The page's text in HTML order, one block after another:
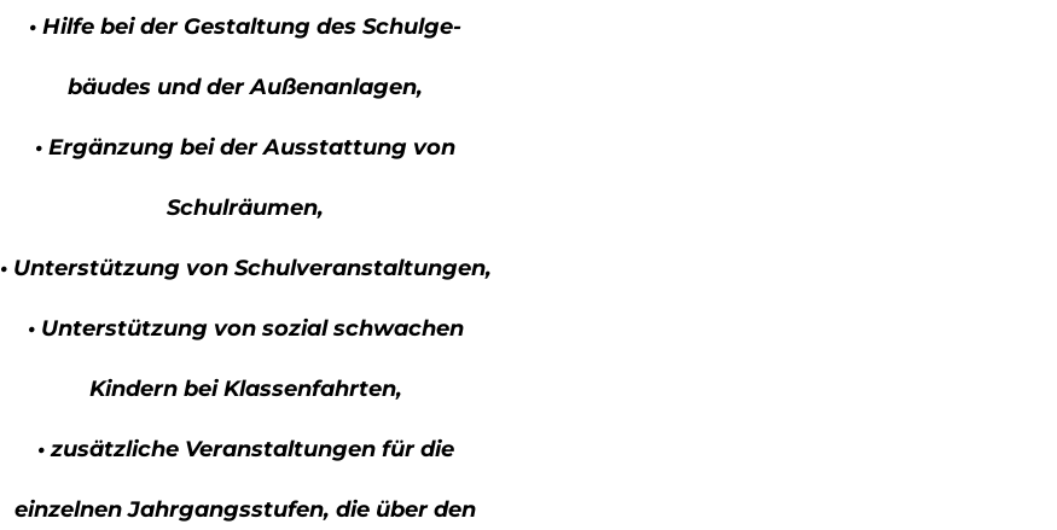
• Hilfe bei der Gestaltung des Schulge-
bäudes und der Außenanlagen,
• Ergänzung bei der Ausstattung von
Schulräumen,
• Unterstützung von Schulveranstaltungen,
• Unterstützung von sozial schwachen
Kindern bei Klassenfahrten,
• zusätzliche Veranstaltungen für die
einzelnen Jahrgangsstufen, die über den